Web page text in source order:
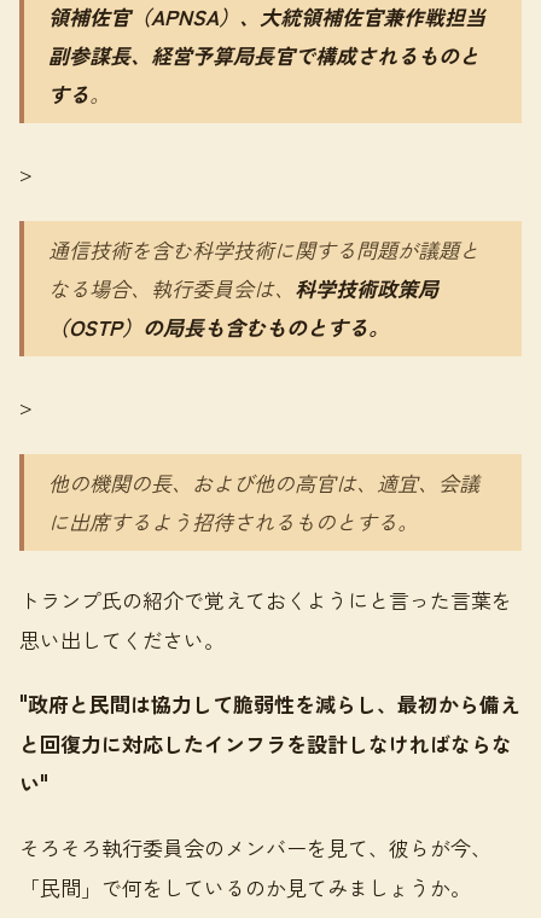
領補佐官（APNSA）、大統領補佐官兼作戦担当
副参謀長、経営予算局長官で構成されるものと
する。
>
通信技術を含む科学技術に関する問題が議題と
なる場合、執行委員会は、 科学技術政策局
（OSTP）の局長も含むものとする。
>
他の機関の長、および他の高官は、適宜、会議
に出席するよう招待されるものとする。
トランプ氏の紹介で覚えておくようにと言った言葉を
思い出してください。
"政府と民間は協力して脆弱性を減らし、最初から備え
と回復力に対応したインフラを設計しなければならな
い"
そろそろ執行委員会のメンバーを見て、彼らが今、
「民間」で何をしているのか見てみましょうか。